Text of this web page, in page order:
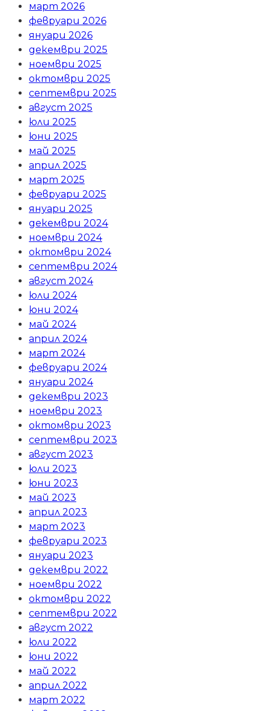
март 2026
февруари 2026
януари 2026
декември 2025
ноември 2025
октомври 2025
септември 2025
август 2025
юли 2025
юни 2025
май 2025
април 2025
март 2025
февруари 2025
януари 2025
декември 2024
ноември 2024
октомври 2024
септември 2024
август 2024
юли 2024
юни 2024
май 2024
април 2024
март 2024
февруари 2024
януари 2024
декември 2023
ноември 2023
октомври 2023
септември 2023
август 2023
юли 2023
юни 2023
май 2023
април 2023
март 2023
февруари 2023
януари 2023
декември 2022
ноември 2022
октомври 2022
септември 2022
август 2022
юли 2022
юни 2022
май 2022
април 2022
март 2022